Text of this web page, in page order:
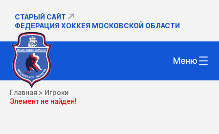
СТАРЫЙ САЙТ
ФЕДЕРАЦИЯ ХОККЕЯ МОСКОВСКОЙ ОБЛАСТИ
Меню
Главная > Игроки
Элемент не найден!